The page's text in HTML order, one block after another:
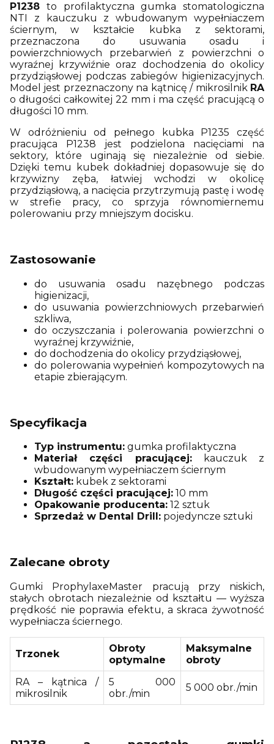
P1238 to profilaktyczna gumka stomatologiczna
NTI z kauczuku z wbudowanym wypełniaczem
ściernym, w kształcie kubka z sektorami,
przeznaczona do usuwania osadu i
powierzchniowych przebarwień z powierzchni o
wyraźnej krzywiźnie oraz dochodzenia do okolicy
przydziąsłowej podczas zabiegów higienizacyjnych.
Model jest przeznaczony na kątnicę / mikrosilnik RA
o długości całkowitej 22 mm i ma część pracującą o
długości 10 mm.
W odróżnieniu od pełnego kubka P1235 część
pracująca P1238 jest podzielona nacięciami na
sektory, które uginają się niezależnie od siebie.
Dzięki temu kubek dokładniej dopasowuje się do
krzywizny zęba, łatwiej wchodzi w okolicę
przydziąsłową, a nacięcia przytrzymują pastę i wodę
w strefie pracy, co sprzyja równomiernemu
polerowaniu przy mniejszym docisku.
Zastosowanie
do usuwania osadu nazębnego podczas
higienizacji,
do usuwania powierzchniowych przebarwień
szkliwa,
do oczyszczania i polerowania powierzchni o
wyraźnej krzywiźnie,
do dochodzenia do okolicy przydziąsłowej,
do polerowania wypełnień kompozytowych na
etapie zbierającym.
Specyfikacja
Typ instrumentu: gumka profilaktyczna
Materiał części pracującej:kauczuk z
wbudowanym wypełniaczem ściernym
Kształt: kubek z sektorami
Długość części pracującej: 10 mm
Opakowanie producenta: 12 sztuk
Sprzedaż w Dental Drill: pojedyncze sztuki
Zalecane obroty
Gumki ProphylaxeMaster pracują przy niskich,
stałych obrotach niezależnie od kształtu — wyższa
prędkość nie poprawia efektu, a skraca żywotność
wypełniacza ściernego.
Trzonek
Obroty
optymalne
Maksymalne
obroty
RA – kątnica /
mikrosilnik
5 000
obr./min
5 000 obr./min